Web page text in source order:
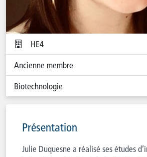
HE4
Ancienne membre
Biotechnologie
Présentation
Julie Duquesne a réalisé ses études